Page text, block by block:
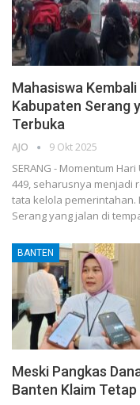
Mahasiswa
Kabupaten Serang
Terbuka
AJO 9 Okt 2025
SERANG - Momentum
449, seharusnya menjadi
tata kelola pemerintahan.
Serang yang jalan di
BANTEN
Meski Pangkas
Banten Klaim